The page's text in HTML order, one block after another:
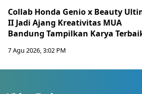
Collab Honda Genio x Beauty
II Jadi Ajang Kreativitas MUA
Bandung Tampilkan Karya
7 Agu 2026, 3:02 PM